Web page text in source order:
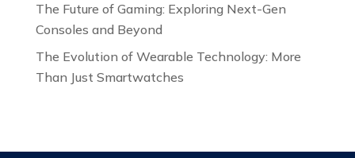
The Future of Gaming: Exploring Next-Gen
Consoles and Beyond
The Evolution of Wearable Technology: More
Than Just Smartwatches